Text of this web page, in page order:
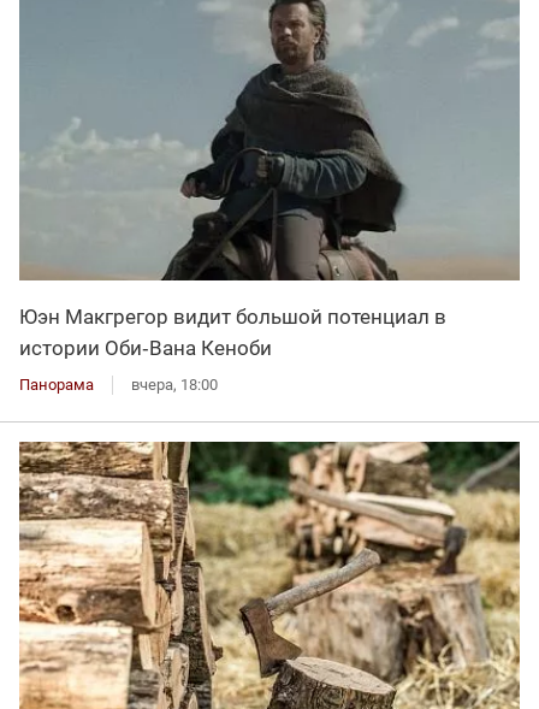
Юэн Макгрегор видит большой потенциал в
истории Оби‑Вана Кеноби
Панорама вчера, 18:00